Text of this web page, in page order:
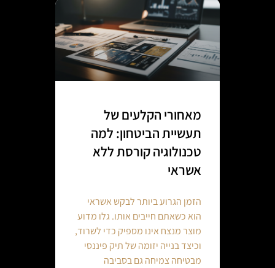
מאחורי הקלעים של
תעשיית הביטחון: למה
טכנולוגיה קורסת ללא
אשראי
הזמן הגרוע ביותר לבקש אשראי
הוא כשאתם חייבים אותו. גלו מדוע
מוצר מנצח אינו מספיק כדי לשרוד,
וכיצד בנייה יזומה של תיק פיננסי
מבטיחה צמיחה גם בסביבה